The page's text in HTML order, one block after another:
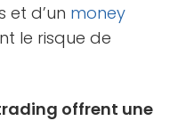
et d’un money
le risque de
offrent une